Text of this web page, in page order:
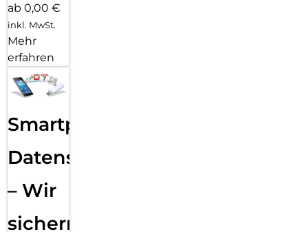
ab 0,00 €
inkl. MwSt.
Mehr
erfahren
Smartphone
Datensicherung
– Wir
sichern